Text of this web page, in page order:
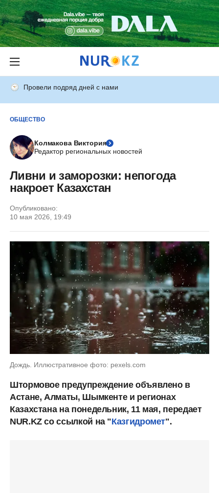
Провели подряд дней с нами
ОБЩЕСТВО
Колмакова Виктория
Редактор региональных новостей
Ливни и заморозки: непогода
накроет Казахстан
Опубликовано:
10 мая 2026, 19:49
Дождь. Иллюстративное фото: pexels.com
Штормовое предупреждение объявлено в
Астане, Алматы, Шымкенте и регионах
Казахстана на понедельник, 11 мая, передает
NUR.KZ со ссылкой на "Казгидромет".